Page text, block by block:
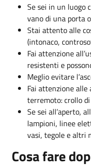
Se sei in un luogo
vano di una porta
Stai attento alle
(intonaco,
Fai attenzione
resistenti e
Meglio evitare
Fai attenzione alle
terremoto: crollo
Se sei all’aperto,
lampioni, linee
vasi, tegole e altri
Cosa fare